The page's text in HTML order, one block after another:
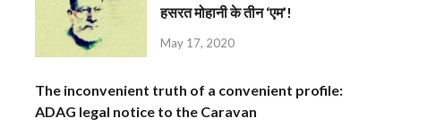
हसरत मोहानी के तीन ‘एम’!
May 17, 2020
The inconvenient truth of a convenient profile:
ADAG legal notice to the Caravan